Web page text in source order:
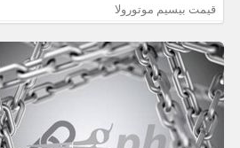
قیمت بیسیم موتورولا